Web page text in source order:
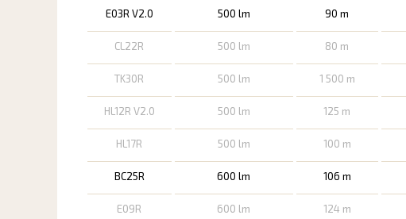
E03R V2.0
500 lm 90 m
CL22R
500 lm 80 m
TK30R
500 lm 1 500 m
HL12R V2.0
500 lm 125 m
HL17R
500 lm 100 m
BC25R
600 lm 106 m
E09R
600 lm 124 m